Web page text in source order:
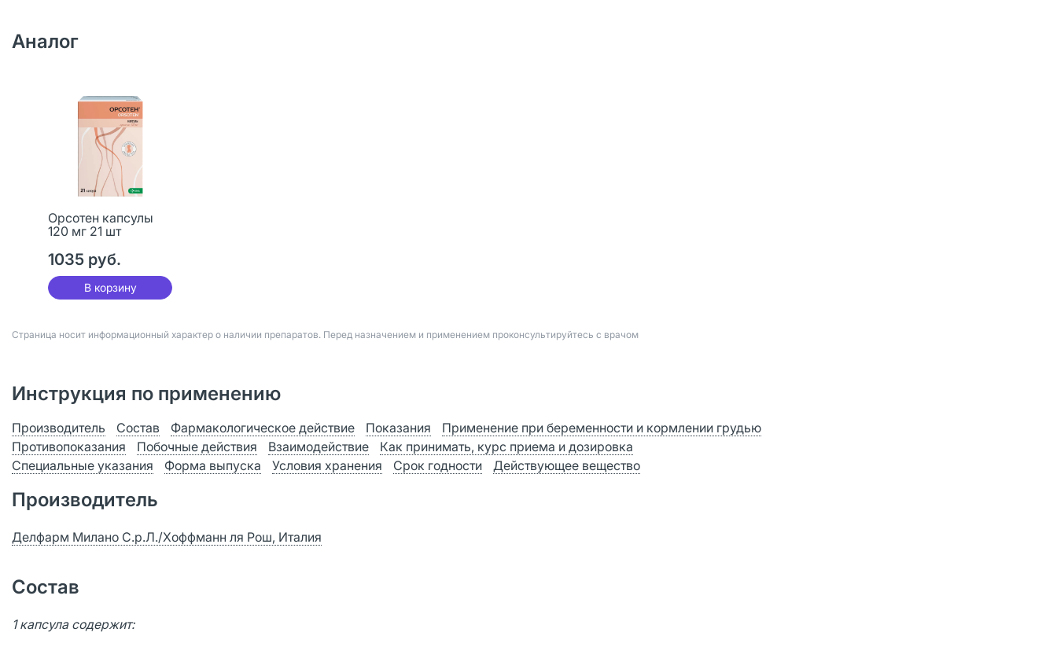
Аналог
Орсотен капсулы
120 мг 21 шт
1035 руб.
В корзину
Страница носит информационный характер о наличии препаратов. Перед назначением и применением проконсультируйтесь с врачом
Инструкция по применению
Производитель Состав Фармакологическое действие Показания
Применение при беременности и кормлении грудью
Противопоказания
Побочные действия Взаимодействие
Как принимать, курс приема и дозировка
Специальные указания
Форма выпуска Условия хранения Срок годности Действующее вещество
Производитель
Делфарм Милано С.р.Л./Хоффманн ля Рош, Италия
Состав
1 капсула содержит: